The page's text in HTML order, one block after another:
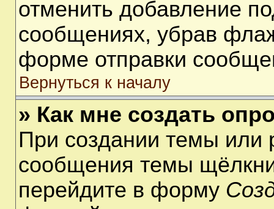
отменить добавление
сообщениях, убрав
форме отправки
Вернуться к началу
» Как мне создать
При создании темы или
сообщения темы
перейдите в форму